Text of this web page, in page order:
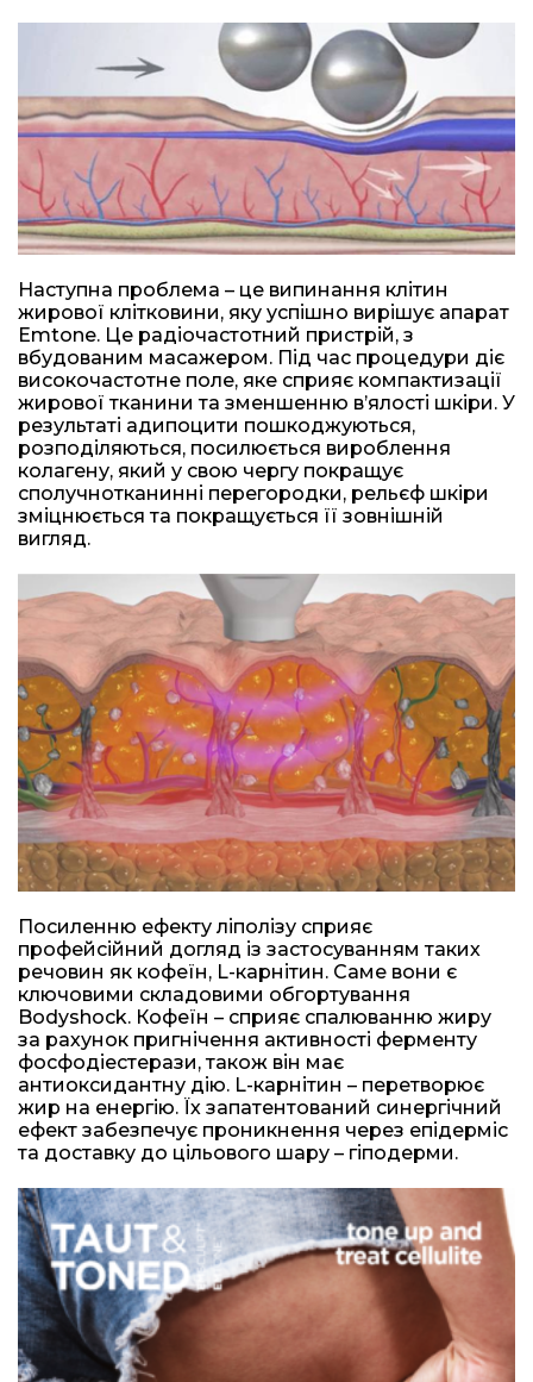
Наступна проблема – це випинання клітин
жирової клітковини, яку успішно вирішує апарат
Emtonе. Це радіочастотний пристрій, з
вбудованим масажером. Під час процедури діє
високочастотне поле, яке сприяє компактизації
жирової тканини та зменшенню в’ялості шкіри. У
результаті адипоцити пошкоджуються,
розподіляються, посилюється вироблення
колагену, який у свою чергу покращує
сполучнотканинні перегородки, рельєф шкіри
зміцнюється та покращується її зовнішній
вигляд.
Посиленню ефекту ліполізу сприяє
профейсійний догляд із застосуванням таких
речовин як кофеїн, L-карнітин. Саме вони є
ключовими складовими обгортування
Bodyshock. Кофеїн – сприяє спалюванню жиру
за рахунок пригнічення активності ферменту
фосфодіестерази, також він має
антиоксидантну дію. L-карнітин – перетворює
жир на енергію. Їх запатентований синергічний
ефект забезпечує проникнення через епідерміс
та доставку до цільового шару – гіподерми.